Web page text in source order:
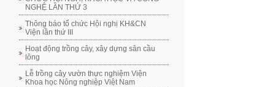
NGHỆ LẦN THỨ 3
Thông báo tổ chức Hội nghị KH&CN
Viện lần thứ III
Hoạt động trồng cây, xây dựng sân cầu
lông
Lễ trồng cây vườn thực nghiệm Viện
Khoa học Nông nghiệp Việt Nam